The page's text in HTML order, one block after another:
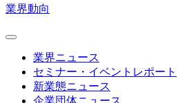
業界動向
業界ニュース
セミナー・イベントレポート
新業態ニュース
企業団体ニュース